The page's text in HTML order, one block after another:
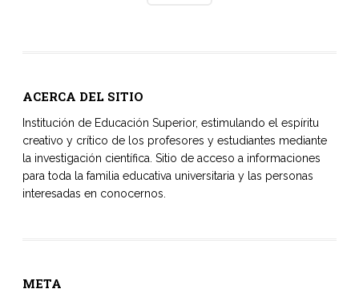
ACERCA DEL SITIO
Institución de Educación Superior, estimulando el espíritu
creativo y crítico de los profesores y estudiantes mediante
la investigación científica. Sitio de acceso a informaciones
para toda la familia educativa universitaria y las personas
interesadas en conocernos.
META